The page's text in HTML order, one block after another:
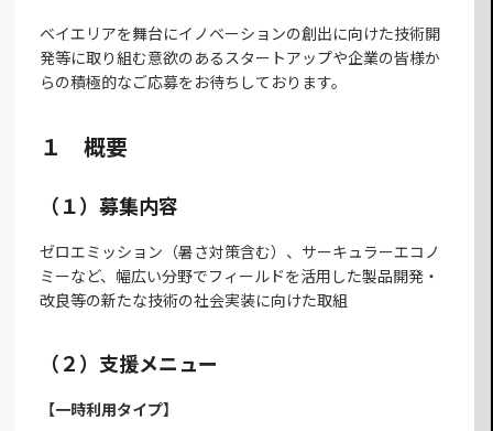
ベイエリアを舞台にイノベーションの創出に向けた技術開
発等に取り組む意欲のあるスタートアップや企業の皆様か
らの積極的なご応募をお待ちしております。
１ 概要
（１）募集内容
ゼロエミッション（暑さ対策含む）、サーキュラーエコノ
ミーなど、幅広い分野でフィールドを活用した製品開発・
改良等の新たな技術の社会実装に向けた取組
（２）支援メニュー
【一時利用タイプ】